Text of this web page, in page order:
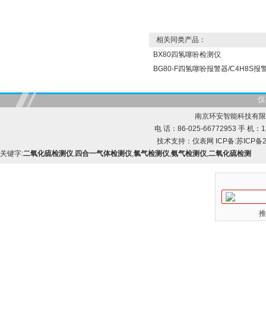
相关同类产品：
BX80四氢噻吩检测仪
BG80-F四氢噻吩报警器/C4H8S报
南京环安智能科技有
电 话：86-025-66772953 手 机：
技术支持： 仪表网 ICP备:苏ICP备
关键字:二氧化硫检测仪,四合一气体检测仪,氯气检测仪,氨气检测仪,二氧化硫检测